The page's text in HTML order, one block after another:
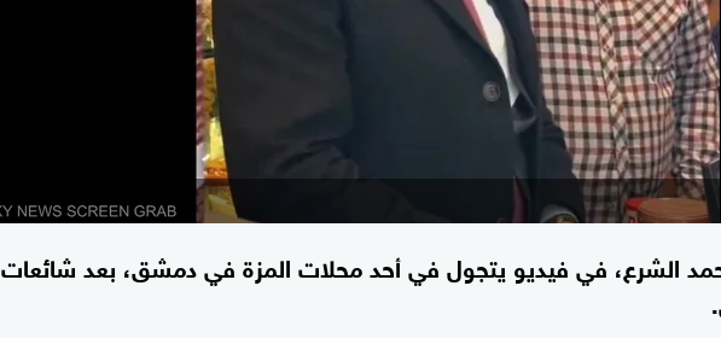
الشرع، في فيديو يتجول في أحد محلات المزة في دمشق، بعد شائعات